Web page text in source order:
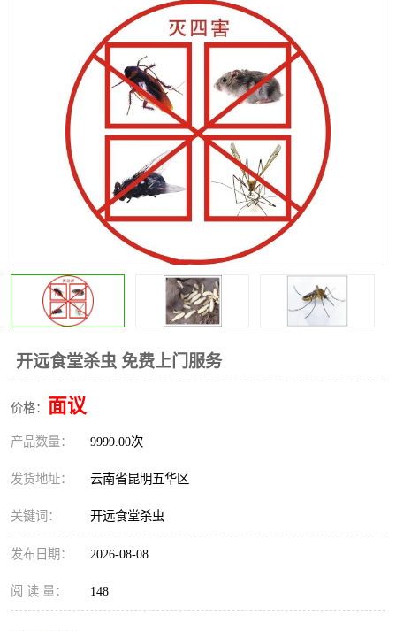
开远食堂杀虫 免费上门服务
价格： 面议
产品数量： 9999.00次
发货地址： 云南省昆明五华区
关键词： 开远食堂杀虫
发布日期： 2026-08-08
阅 读 量： 148
昆明白蚁防治
昆明灭红火蚁公司 昆明驱蛇公司
昆明除虫除蚁